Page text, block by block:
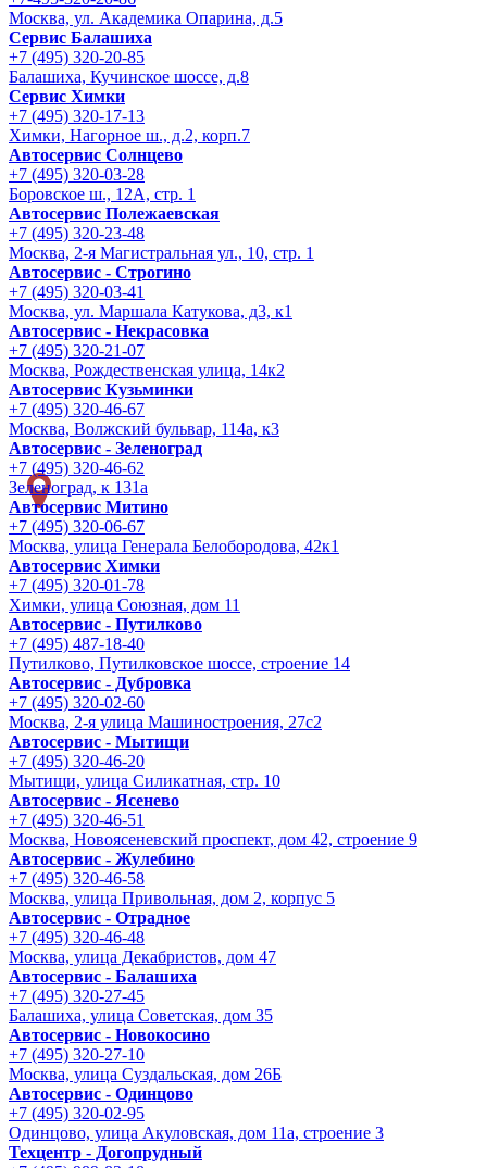
Москва, ул. Академика Опарина, д.5
Сервис Балашиха
+7 (495) 320-20-85
Балашиха, Кучинское шоссе, д.8
Сервис Химки
+7 (495) 320-17-13
Химки, Нагорное ш., д.2, корп.7
Автосервис Солнцево
+7 (495) 320-03-28
Боровское ш., 12А, стр. 1
Автосервис Полежаевская
+7 (495) 320-23-48
Москва, 2-я Магистральная ул., 10, стр. 1
Автосервис - Строгино
+7 (495) 320-03-41
Москва, ул. Маршала Катукова, д3, к1
Автосервис - Некрасовка
+7 (495) 320-21-07
Москва, Рождественская улица, 14к2
Автосервис Кузьминки
+7 (495) 320-46-67
Москва, Волжский бульвар, 114а, к3
Автосервис - Зеленоград
+7 (495) 320-46-62
Зеленоград, к 131а
Автосервис Митино
+7 (495) 320-06-67
Москва, улица Генерала Белобородова, 42к1
Автосервис Химки
+7 (495) 320-01-78
Химки, улица Союзная, дом 11
Автосервис - Путилково
+7 (495) 487-18-40
Путилково, Путилковское шоссе, строение 14
Автосервис - Дубровка
+7 (495) 320-02-60
Москва, 2-я улица Машиностроения, 27с2
Автосервис - Мытищи
+7 (495) 320-46-20
Мытищи, улица Силикатная, стр. 10
Автосервис - Ясенево
+7 (495) 320-46-51
Москва, Новоясеневский проспект, дом 42, строение 9
Автосервис - Жулебино
+7 (495) 320-46-58
Москва, улица Привольная, дом 2, корпус 5
Автосервис - Отрадное
+7 (495) 320-46-48
Москва, улица Декабристов, дом 47
Автосервис - Балашиха
+7 (495) 320-27-45
Балашиха, улица Советская, дом 35
Автосервис - Новокосино
+7 (495) 320-27-10
Москва, улица Суздальская, дом 26Б
Автосервис - Одинцово
+7 (495) 320-02-95
Одинцово, улица Акуловская, дом 11а, строение 3
Техцентр - Догопрудный